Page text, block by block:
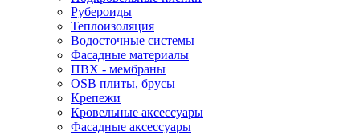
Рубероиды
Теплоизоляция
Водосточные системы
Фасадные материалы
ПВХ - мембраны
OSB плиты, брусы
Крепежи
Кровельные аксессуары
Фасадные аксессуары